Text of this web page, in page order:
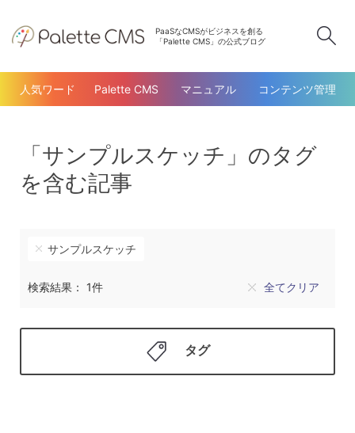
PaaSなCMSがビジネスを創る
「Palette CMS」の公式ブログ
人気ワード Palette CMS マニュアル コンテンツ管理
「サンプルスケッチ」のタグ
を含む記事
サンプルスケッチ
検索結果： 1件 全てクリア
タグ